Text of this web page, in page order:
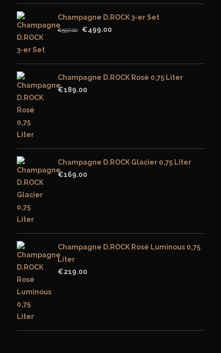
Champagne D.ROCK 3-er Set
€597.00
Original
€597.00.
€499.00
€499.00.
Champagne D.ROCK Rosé 0,75 Liter
€189.00
Champagne D.ROCK Glacier 0,75 Liter
€169.00
Champagne D.ROCK Rosé Luminous 0,75
Liter
€219.00